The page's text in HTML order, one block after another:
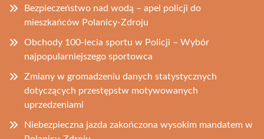
Bezpieczeństwo nad wodą – apel policji do
mieszkańców Polanicy-Zdroju
Obchody 100-lecia sportu w Policji – Wybór
najpopularniejszego sportowca
Zmiany w gromadzeniu danych statystycznych
dotyczących przestępstw motywowanych
uprzedzeniami
Niebezpieczna jazda zakończona wysokim mandatem w